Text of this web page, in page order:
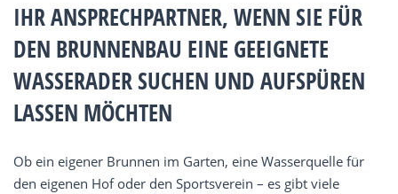
IHR ANSPRECHPARTNER, WENN SIE FÜR
DEN BRUNNENBAU EINE GEEIGNETE
WASSERADER SUCHEN UND AUFSPÜREN
LASSEN MÖCHTEN
Ob ein eigener Brunnen im Garten, eine Wasserquelle für
den eigenen Hof oder den Sportsverein – es gibt viele